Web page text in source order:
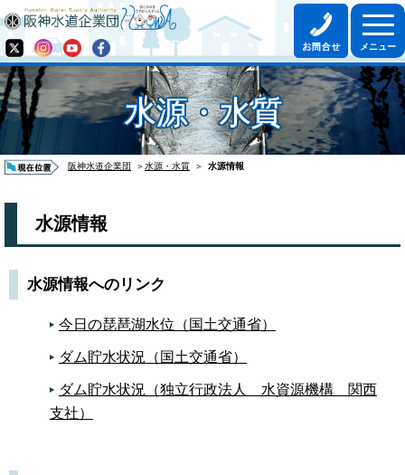
水源・水質
阪神水道企業団 ＞水源・水質 ＞ 水源情報
水源情報
水源情報へのリンク
今日の琵琶湖水位（国土交通省）
ダム貯水状況（国土交通省）
ダム貯水状況（独立行政法人 水資源機構 関西
支社）